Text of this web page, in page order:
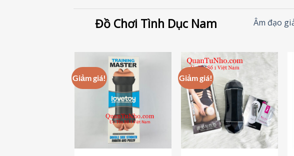
Đồ Chơi Tình Dục Nam Âm đạo
Giảm giá! Giảm giá!